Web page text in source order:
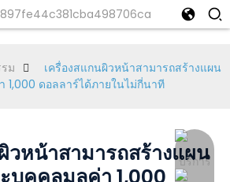
ม
เครื่องสแกนผิวหน้าสามารถสร้างแผน
1,000 ดอลลาร์ได้ภายในไม่กี่นาที
วหน้าสามารถสร้างแผน